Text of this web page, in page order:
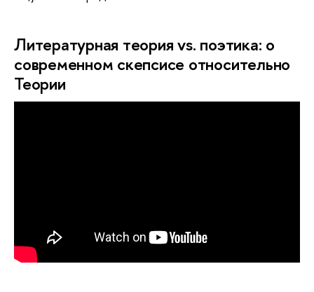
Литературная теория vs. поэтика: о
современном скепсисе относительно
Теории